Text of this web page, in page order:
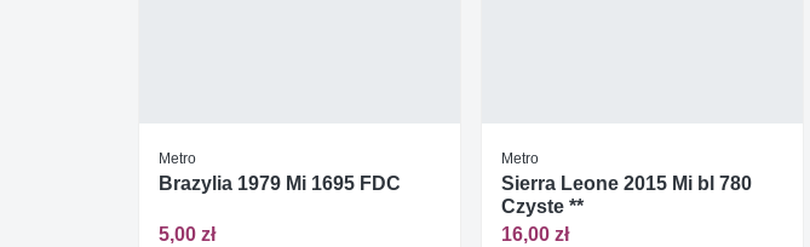
Metro
Brazylia 1979 Mi 1695 FDC
5,00 zł
Metro
Sierra Leone 2015 Mi bl 780
Czyste **
16,00 zł